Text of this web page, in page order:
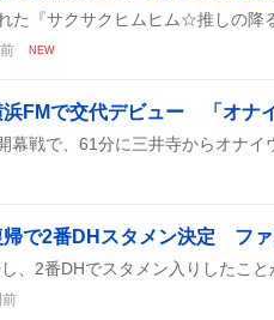
NEW
帰で2番DHスタメン決定 フ